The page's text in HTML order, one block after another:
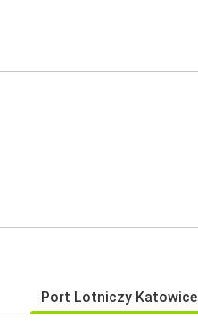
Port Lotniczy Katowice